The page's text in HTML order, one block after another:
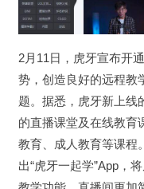
2月11日，虎牙宣布开
势，创造良好的远程教
题。据悉，虎牙新上线
的直播课堂及在线教育
教育、成人教育等课程
出“虎牙一起学”App，